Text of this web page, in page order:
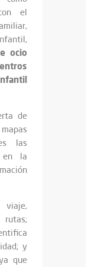
el
ocio
de
las
en la
viaje,
y
que